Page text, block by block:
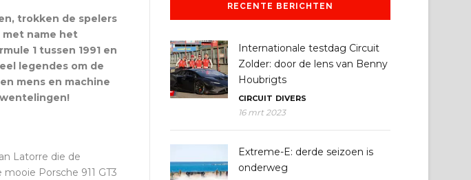
trokken de spelers
met name het
1 tussen 1991 en
legendes om de
mens en machine
Latorre die de
Porsche 911 GT3
RECENTE BERICHTEN
Internationale testdag Circuit
Zolder: door de lens van Benny
Houbrigts
CIRCUIT DIVERS
16 mrt 2023
Extreme-E: derde seizoen is
onderweg